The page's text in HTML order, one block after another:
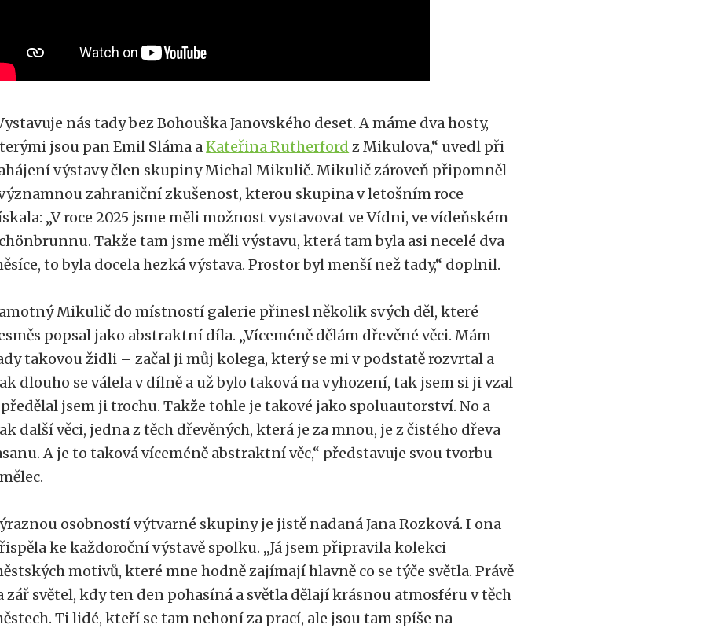
nás tady bez Bohouška Janovského deset. A máme dva hosty,
jsou pan Emil Sláma aKateřina Rutherford z Mikulova,“ uvedl při
výstavy člen skupiny Michal Mikulič. Mikulič zároveň připomněl
zahraniční zkušenost, kterou skupina v letošním roce
„V roce 2025 jsme měli možnost vystavovat ve Vídni, ve vídeňském
Takže tam jsme měli výstavu, která tam byla asi necelé dva
to byla docela hezká výstava. Prostor byl menší než tady,“ doplnil.
Mikulič do místností galerie přinesl několik svých děl, které
popsal jako abstraktní díla. „Víceméně dělám dřevěné věci. Mám
takovou židli – začal ji můj kolega, který se mi v podstatě rozvrtal a
dlouho se válela v dílně a už bylo taková na vyhození, tak jsem si ji vzal
předělal jsem ji trochu. Takže tohle je takové jako spoluautorství. No a
další věci, jedna z těch dřevěných, která je za mnou, je z čistého dřeva
A je to taková víceméně abstraktní věc,“ představuje svou tvorbu
osobností výtvarné skupiny je jistě nadaná Jana Rozková. I ona
ke každoroční výstavě spolku. „Já jsem připravila kolekci
motivů, které mne hodně zajímají hlavně co se týče světla. Právě
zář světel, kdy ten den pohasíná a světla dělají krásnou atmosféru v těch
Ti lidé, kteří se tam nehoní za prací, ale jsou tam spíše na